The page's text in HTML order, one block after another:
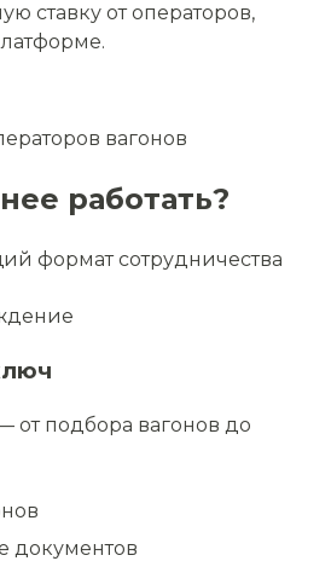
ставку от операторов,
вагонов
работать?
формат сотрудничества
от подбора вагонов до
документов